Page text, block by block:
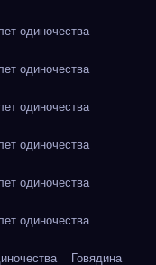
одиночества
одиночества
одиночества
одиночества
одиночества
одиночества
Говядина